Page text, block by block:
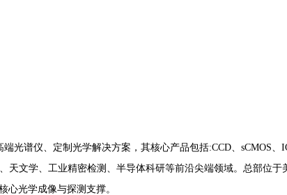
仪、定制光学解决方案，其核心产品包括:CCD、sCMOS、
文学、工业精密检测、半导体科研等前沿尖端领域。总部位于
心光学成像与探测支撑。